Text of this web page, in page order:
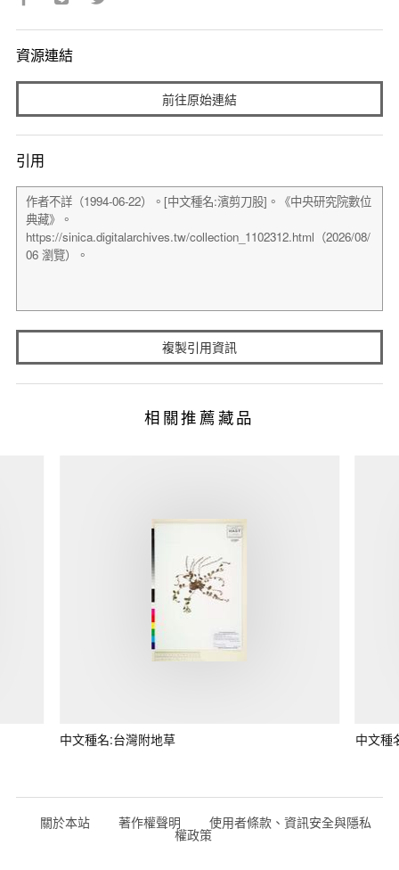
資源連結
前往原始連結
引用
複製引用資訊
相關推薦藏品
中文種名:台灣附地草 中文種
關於本站 著作權聲明 使用者條款、資訊安全與隱私
權政策